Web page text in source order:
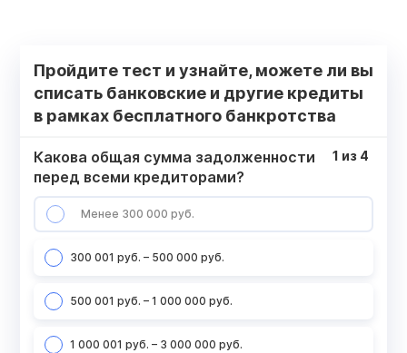
Пройдите тест и узнайте, можете ли вы
списать банковские и другие кредиты
в рамках бесплатного банкротства
Какова общая сумма задолженности
перед всеми кредиторами?
Менее 300 000 руб.
300 001 руб. – 500 000 руб.
500 001 руб. – 1 000 000 руб.
1 000 001 руб. – 3 000 000 руб.
1 из 4